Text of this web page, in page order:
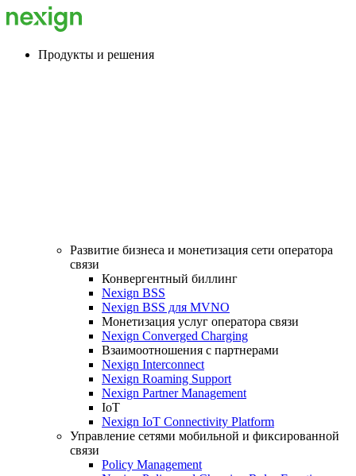
Продукты и решения
Развитие бизнеса и монетизация сети оператора
связи
Конвергентный биллинг
Nexign BSS
Nexign BSS для MVNO
Монетизация услуг оператора связи
Nexign Converged Charging
Взаимоотношения с партнерами
Nexign Interconnect
Nexign Roaming Support
Nexign Partner Management
IoT
Nexign IoT Connectivity Platform
Управление сетями мобильной и фиксированной
связи
Policy Management